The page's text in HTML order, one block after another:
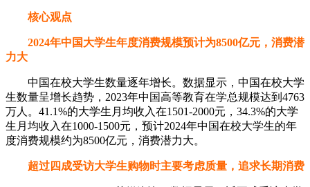
核心观点
2024年中国大学生年度消费规模预计为8500亿元，消费潜
力大
中国在校大学生数量逐年增长。数据显示，中国在校大学
生数量呈增长趋势，2023年中国高等教育在学总规模达到4763
万人。41.1%的大学生月均收入在1501-2000元，34.3%的大学
生月均收入在1000-1500元，预计2024年中国在校大学生的年
度消费规模约为8500亿元，消费潜力大。
超过四成受访大学生购物时主要考虑质量，追求长期消费